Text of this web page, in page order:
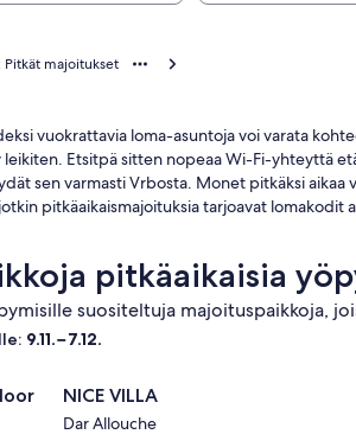
Pitkät majoitukset
vuokrattavia loma-asuntoja voi varata
Etsitpä sitten nopeaa Wi-Fi-yhteyttä
sen varmasti Vrbosta. Monet pitkäksi
pitkäaikaismajoituksia tarjoavat
pitkäaikaisia
suositeltuja majoituspaikkoja,
9.11.−7.12.
NICE
VILLA
NICE VILLA
Dar Allouche